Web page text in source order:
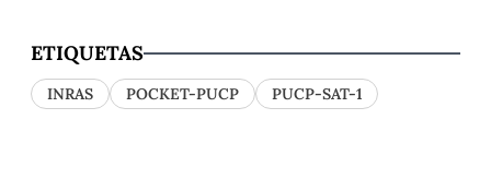
ETIQUETAS
INRAS POCKET-PUCP PUCP-SAT-1